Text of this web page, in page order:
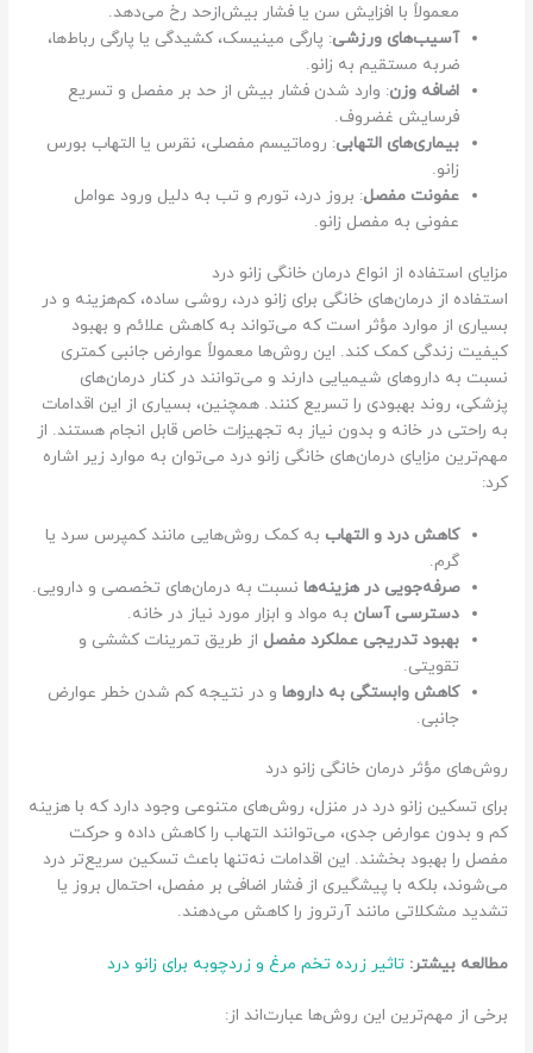
معمولاً با افزایش سن یا فشار بیش‌ازحد رخ می‌دهد.
آسیب‌های ورزشی: پارگی مینیسک، کشیدگی یا پارگی رباط‌ها،
ضربه مستقیم به زانو.
اضافه وزن: وارد شدن فشار بیش از حد بر مفصل و تسریع
فرسایش غضروف.
بیماری‌های التهابی: روماتیسم مفصلی، نقرس یا التهاب بورس
زانو.
عفونت مفصل: بروز درد، تورم و تب به دلیل ورود عوامل
عفونی به مفصل زانو.
مزایای استفاده از انواع درمان خانگی زانو درد
استفاده از درمان‌های خانگی برای زانو درد، روشی ساده، کم‌هزینه و در
بسیاری از موارد مؤثر است که می‌تواند به کاهش علائم و بهبود
کیفیت زندگی کمک کند. این روش‌ها معمولاً عوارض جانبی کمتری
نسبت به داروهای شیمیایی دارند و می‌توانند در کنار درمان‌های
پزشکی، روند بهبودی را تسریع کنند. همچنین، بسیاری از این اقدامات
به راحتی در خانه و بدون نیاز به تجهیزات خاص قابل انجام هستند. از
مهم‌ترین مزایای درمان‌های خانگی زانو درد می‌توان به موارد زیر اشاره
کرد:
کاهش درد و التهاب به کمک روش‌هایی مانند کمپرس سرد یا
گرم.
صرفه‌جویی در هزینه‌ها نسبت به درمان‌های تخصصی و دارویی.
دسترسی آسان به مواد و ابزار مورد نیاز در خانه.
بهبود تدریجی عملکرد مفصل از طریق تمرینات کششی و
تقویتی.
کاهش وابستگی به داروها و در نتیجه کم شدن خطر عوارض
جانبی.
روش‌های مؤثر درمان خانگی زانو درد
برای تسکین زانو درد در منزل، روش‌های متنوعی وجود دارد که با هزینه
کم و بدون عوارض جدی، می‌توانند التهاب را کاهش داده و حرکت
مفصل را بهبود بخشند. این اقدامات نه‌تنها باعث تسکین سریع‌تر درد
می‌شوند، بلکه با پیشگیری از فشار اضافی بر مفصل، احتمال بروز یا
تشدید مشکلاتی مانند آرتروز را کاهش می‌دهند.
مطالعه بیشتر: تاثیر زرده تخم مرغ و زردچوبه برای زانو درد
برخی از مهم‌ترین این روش‌ها عبارت‌اند از: